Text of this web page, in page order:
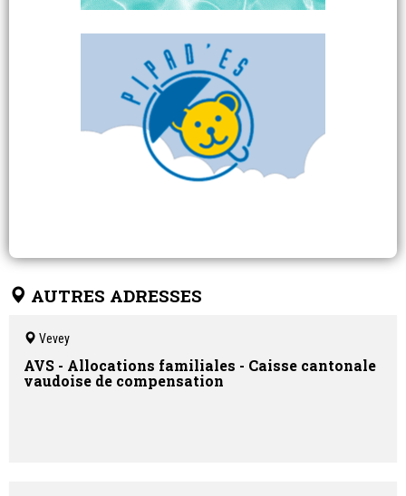
AUTRES ADRESSES
Vevey
AVS - Allocations familiales - Caisse cantonale
vaudoise de compensation